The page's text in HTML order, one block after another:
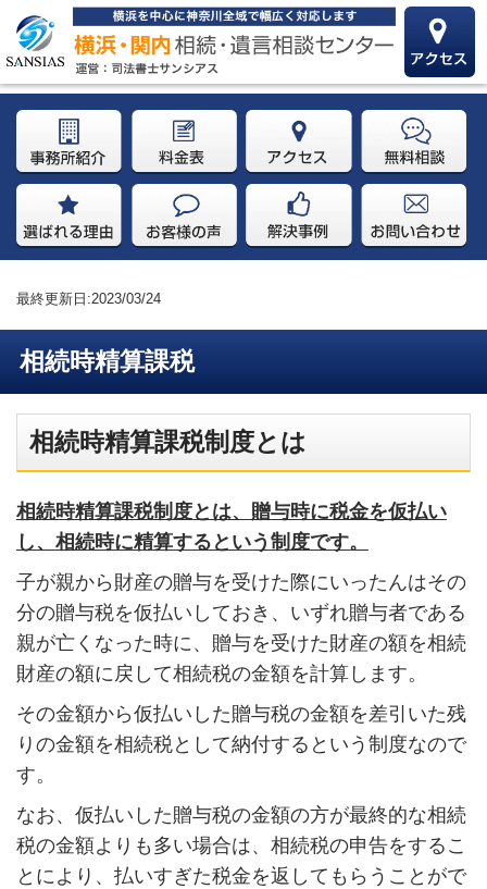
最終更新日:2023/03/24
相続時精算課税
相続時精算課税制度とは
相続時精算課税制度とは、贈与時に税金を仮払い
し、相続時に精算するという制度です。
子が親から財産の贈与を受けた際にいったんはその
分の贈与税を仮払いしておき、いずれ贈与者である
親が亡くなった時に、贈与を受けた財産の額を相続
財産の額に戻して相続税の金額を計算します。
その金額から仮払いした贈与税の金額を差引いた残
りの金額を相続税として納付するという制度なので
す。
なお、仮払いした贈与税の金額の方が最終的な相続
税の金額よりも多い場合は、相続税の申告をするこ
とにより、払いすぎた税金を返してもらうことがで